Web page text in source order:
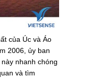
của Úc và Áo
2006, ủy ban
nhanh chóng
và tìm